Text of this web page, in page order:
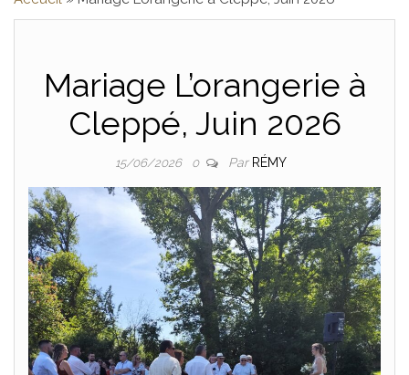
SPEAKER,
Mariage L’orangerie à
Cleppé, Juin 2026
15/06/2026 0 Par RÉMY